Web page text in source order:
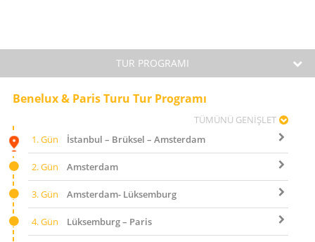
TUR PROGRAMI
Benelux & Paris Turu Tur Programı
TÜMÜNÜ GENİŞLET
1. Gün
İstanbul – Brüksel – Amsterdam
2. Gün Amsterdam
3. Gün Amsterdam- Lüksemburg
4. Gün Lüksemburg – Paris